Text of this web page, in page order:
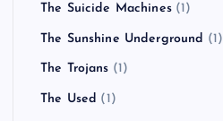
The Suicide Machines(1)
The Sunshine Underground (1)
The Trojans (1)
The Used (1)